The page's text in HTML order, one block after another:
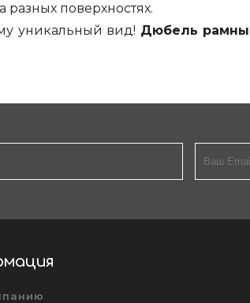
разных поверхностях.
уникальный вид! Дюбель